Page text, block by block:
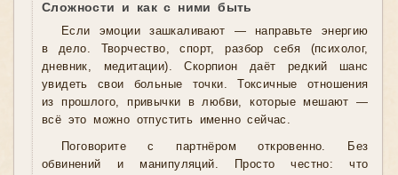
Сложности и как с ними быть
Если эмоции зашкаливают — направьте энергию
в дело. Творчество, спорт, разбор себя (психолог,
дневник, медитации). Скорпион даёт редкий шанс
увидеть свои больные точки. Токсичные отношения
из прошлого, привычки в любви, которые мешают —
всё это можно отпустить именно сейчас.
Поговорите с партнёром откровенно. Без
обвинений и манипуляций. Просто честно: что